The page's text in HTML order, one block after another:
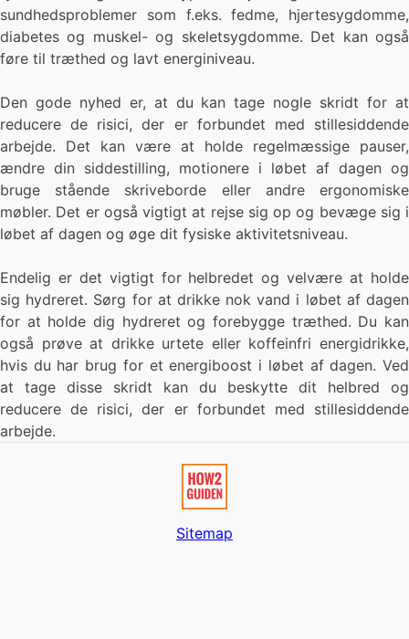
sundhedsproblemer som f.eks. fedme, hjertesygdomme,
diabetes og muskel- og skeletsygdomme. Det kan også
føre til træthed og lavt energiniveau.
Den gode nyhed er, at du kan tage nogle skridt for at
reducere de risici, der er forbundet med stillesiddende
arbejde. Det kan være at holde regelmæssige pauser,
ændre din siddestilling, motionere i løbet af dagen og
bruge stående skriveborde eller andre ergonomiske
møbler. Det er også vigtigt at rejse sig op og bevæge sig i
løbet af dagen og øge dit fysiske aktivitetsniveau.
Endelig er det vigtigt for helbredet og velvære at holde
sig hydreret. Sørg for at drikke nok vand i løbet af dagen
for at holde dig hydreret og forebygge træthed. Du kan
også prøve at drikke urtete eller koffeinfri energidrikke,
hvis du har brug for et energiboost i løbet af dagen. Ved
at tage disse skridt kan du beskytte dit helbred og
reducere de risici, der er forbundet med stillesiddende
arbejde.
Sitemap